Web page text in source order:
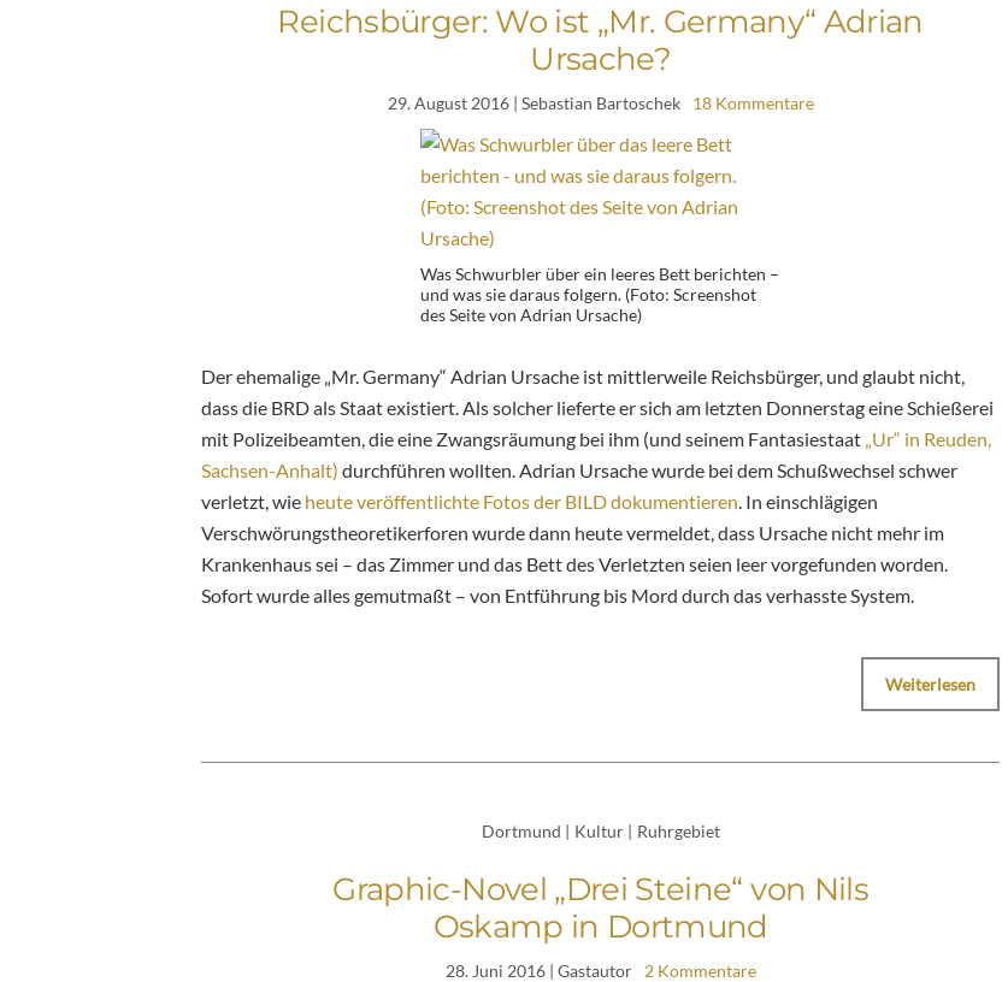
Reichsbürger: Wo ist „Mr. Germany“ Adrian
Ursache?
29. August 2016| Sebastian Bartoschek 18 Kommentare
Was Schwurbler über ein leeres Bett berichten –
und was sie daraus folgern. (Foto: Screenshot
des Seite von Adrian Ursache)
Der ehemalige „Mr. Germany“ Adrian Ursache ist mittlerweile Reichsbürger, und glaubt nicht,
dass die BRD als Staat existiert. Als solcher lieferte er sich am letzten Donnerstag eine Schießerei
mit Polizeibeamten, die eine Zwangsräumung bei ihm (und seinem Fantasiestaat „Ur“ in Reuden,
Sachsen-Anhalt) durchführen wollten. Adrian Ursache wurde bei dem Schußwechsel schwer
verletzt, wie heute veröffentlichte Fotos der BILD dokumentieren . In einschlägigen
Verschwörungstheoretikerforen wurde dann heute vermeldet, dass Ursache nicht mehr im
Krankenhaus sei – das Zimmer und das Bett des Verletzten seien leer vorgefunden worden.
Sofort wurde alles gemutmaßt – von Entführung bis Mord durch das verhasste System.
Weiterlesen
Dortmund | Kultur | Ruhrgebiet
Graphic-Novel „Drei Steine“ von Nils
Oskamp in Dortmund
28. Juni 2016| Gastautor 2 Kommentare